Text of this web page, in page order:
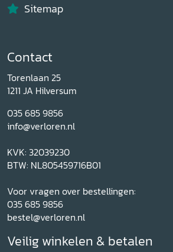
Sitemap
Contact
Torenlaan 25
1211 JA Hilversum
035 685 9856
info@verloren.nl
KVK: 32039230
BTW: NL805459716B01
Voor vragen over bestellingen:
035 685 9856
bestel@verloren.nl
Veilig winkelen & betalen